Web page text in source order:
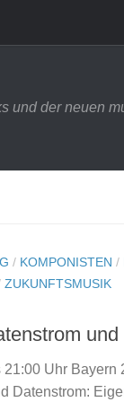
und der neuen
/ KOMPONISTEN /
ZUKUNFTSMUSIK
21:00 Uhr
Datenstrom: